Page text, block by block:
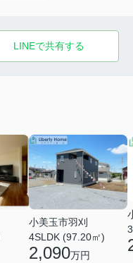
LINEで共有する
小美玉市羽刈
4SLDK (97.20㎡)
2,090万円